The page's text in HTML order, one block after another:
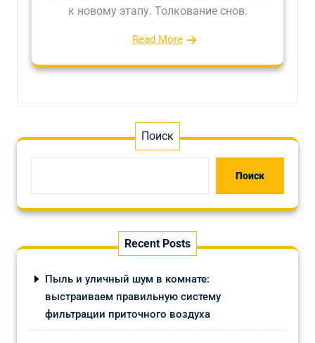
к новому этапу. Толкование снов.
Read More
Поиск
Поиск
Recent Posts
Пыль и уличный шум в комнате:
выстраиваем правильную систему
фильтрации приточного воздуха